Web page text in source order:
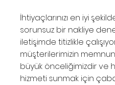
İhtiyaçlarınızı en iyi
sorunsuz bir nakliye
iletişimde titizlikle
müşterilerimizin
büyük önceliğimizdir ve
hizmeti sunmak için